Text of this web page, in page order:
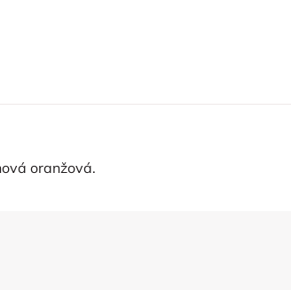
oranžová.